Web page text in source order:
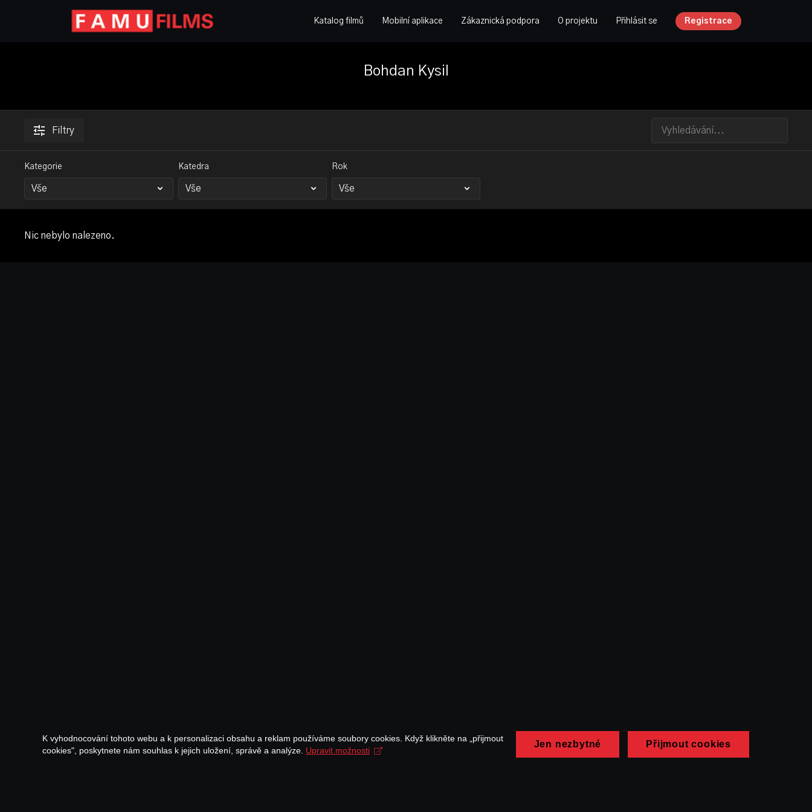
Katalog filmů Mobilní aplikace Zákaznická podpora O projektu Přihlásit se Registrace
Bohdan Kysil
Filtry
Kategorie Katedra Rok
Nic nebylo nalezeno.
K vyhodnocování tohoto webu a k personalizaci obsahu a reklam používáme soubory cookies. Když klikněte na „přijmout
cookies", poskytnete nám souhlas k jejich uložení, správě a analýze. Upravit možnosti
Jen nezbytné Přijmout cookies